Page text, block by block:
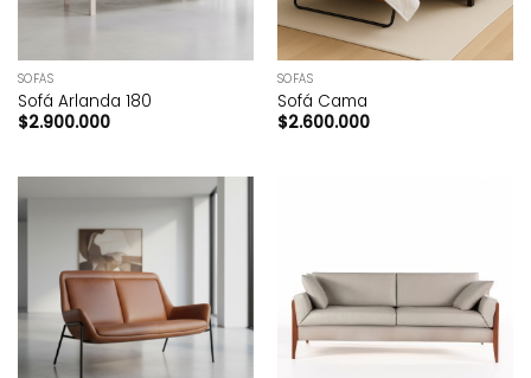
SOFÁS
Sofá Arlanda 180
$2.900.000
SOFÁS
Sofá Cama
$2.600.000